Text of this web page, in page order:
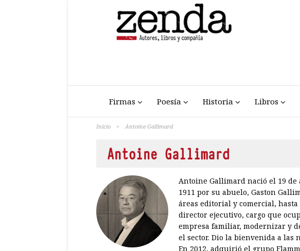
Firmas Poesía Historia Libros
Inicio > Antoine Gallimard
Antoine Gallimard
Antoine Gallimard nació el 19
1911 por su abuelo, Gaston
áreas editorial y comercial,
director ejecutivo, cargo que
empresa familiar, modernizar y
el sector. Dio la bienvenida a
En 2012, adquirió el grupo